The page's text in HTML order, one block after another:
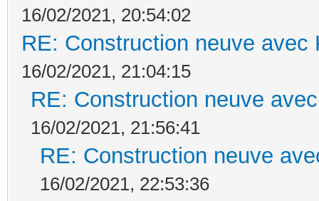
16/02/2021, 20:54:02
RE: Construction neuve avec
16/02/2021, 21:04:15
RE: Construction neuve
16/02/2021, 21:56:41
RE: Construction neuve
16/02/2021, 22:53:36